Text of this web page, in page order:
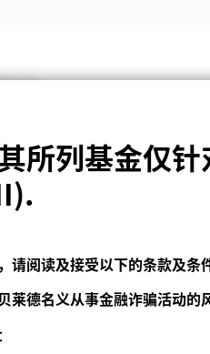
所列基金仅
请阅读及接受以下的条款及条
莱德名义从事金融诈骗活动的
料库